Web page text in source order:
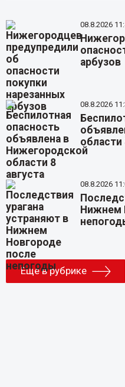
08.8.2026
арбузов
08.8.2026
области
08.8.2026
Нижнем
Еще в рубрике